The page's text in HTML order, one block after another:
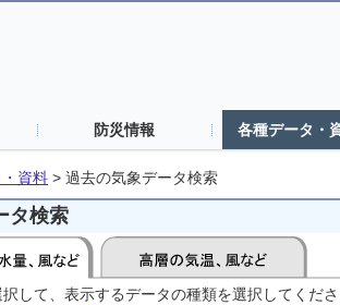
防災情報 各種データ・
資料 > 過去の気象データ検索
タ検索
して、表示するデータの種類を選択してくだ